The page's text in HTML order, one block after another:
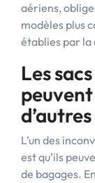
aériens,
modèles plus
établies par
Les
L’un des
est qu’ils
de bagages.